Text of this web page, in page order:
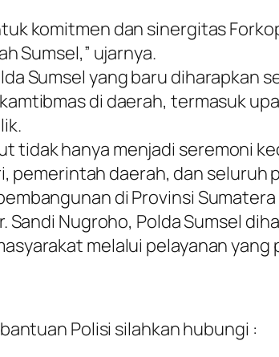
komitmen dan sinergitas
Sumsel,” ujarnya.
Sumsel yang baru diharapkan
di daerah, termasuk
tidak hanya menjadi seremoni
pemerintah daerah, dan
di Provinsi
Sandi Nugroho, Polda Sumsel
melalui pelayanan
Polisi silahkan hubungi :